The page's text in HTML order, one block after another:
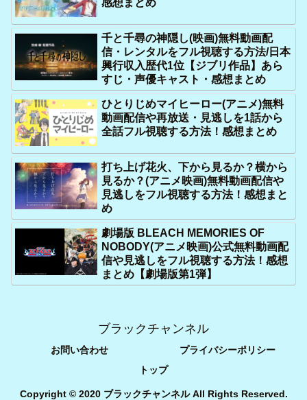
感想まとめ
千と千尋の神隠し(映画)無料動画配
信・レンタルをフル視聴する方法/日本
興行収入歴代1位【ジブリ作品】あら
すじ・声優キャスト・感想まとめ
ひとりじめマイヒーロー(アニメ)無料
動画配信や再放送・見逃しを1話から
全話フル視聴する方法！感想まとめ
打ち上げ花火、下から見るか？横から
見るか？(アニメ映画)無料動画配信や
見逃しをフル視聴する方法！感想まと
め
劇場版 BLEACH MEMORIES OF
NOBODY(アニメ映画)公式無料動画配
信や見逃しをフル視聴する方法！感想
まとめ【劇場版第1弾】
ブラックチャンネル
お問い合わせ
プライバシーポリシー
トップ
Copyright © 2020 ブラックチャンネル All Rights Reserved.